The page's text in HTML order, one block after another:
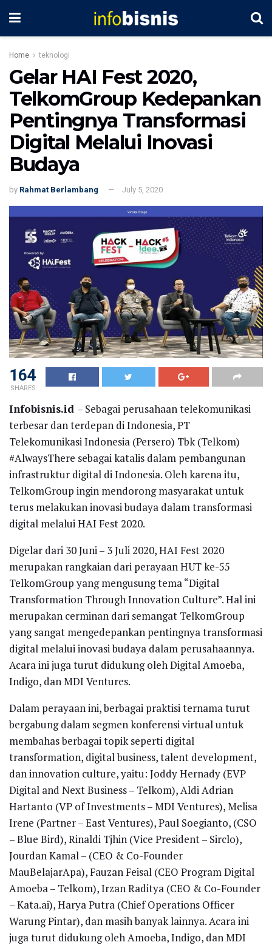
Home teknologi
Gelar HAI Fest 2020,
TelkomGroup Kedepankan
Pentingnya Transformasi
Digital Melalui Inovasi
Budaya
by Rahmat Berlambang July 5, 2020
164
SHARES
Infobisnis.id – Sebagai perusahaan telekomunikasi
terbesar dan terdepan di Indonesia, PT
Telekomunikasi Indonesia (Persero) Tbk (Telkom)
#AlwaysThere sebagai katalis dalam pembangunan
infrastruktur digital di Indonesia. Oleh karena itu,
TelkomGroup ingin mendorong masyarakat untuk
terus melakukan inovasi budaya dalam transformasi
digital melalui HAI Fest 2020.
Digelar dari 30 Juni – 3 Juli 2020, HAI Fest 2020
merupakan rangkaian dari perayaan HUT ke-55
TelkomGroup yang mengusung tema “Digital
Transformation Through Innovation Culture”. Hal ini
merupakan cerminan dari semangat TelkomGroup
yang sangat mengedepankan pentingnya transformasi
digital melalui inovasi budaya dalam perusahaannya.
Acara ini juga turut didukung oleh Digital Amoeba,
Indigo, dan MDI Ventures.
Dalam perayaan ini, berbagai praktisi ternama turut
bergabung dalam segmen konferensi virtual untuk
membahas berbagai topik seperti digital
transformation, digital business, talent development,
dan innovation culture, yaitu: Joddy Hernady (EVP
Digital and Next Business – Telkom), Aldi Adrian
Hartanto (VP of Investments – MDI Ventures), Melisa
Irene (Partner – East Ventures), Paul Soegianto, (CSO
– Blue Bird), Rinaldi Tjhin (Vice President – Sirclo),
Jourdan Kamal – (CEO & Co-Founder
MauBelajarApa), Fauzan Feisal (CEO Program Digital
Amoeba – Telkom), Irzan Raditya (CEO & Co-Founder
– Kata.ai), Harya Putra (Chief Operations Officer
Warung Pintar), dan masih banyak lainnya. Acara ini
juga turut didukung oleh Amoeba, Indigo, dan MDI